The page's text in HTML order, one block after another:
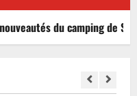
du camping de